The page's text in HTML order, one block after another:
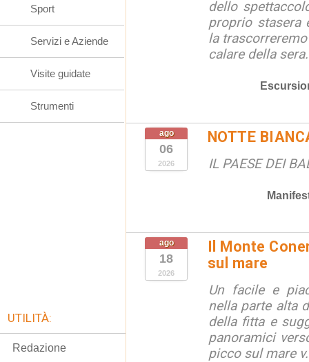
dello
proprio stasera
la
calare della
ago
06
2026
NOTTE
IL PAESE DEI
ago
18
2026
Il Monte
sul mare
Un facile e
nella parte alta
della fitta e
panoramici
picco sul mare
Sport
Servizi e Aziende
Visite guidate
Strumenti
UTILITÀ:
Redazione